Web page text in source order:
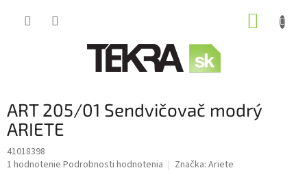
ART 205/01 Sendvičovač modrý
ARIETE
41018398
Priemerné
1 hodnotenie Podrobnosti hodnotenia Značka: Ariete